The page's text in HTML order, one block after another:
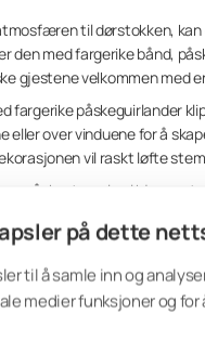
på dette
til å samle inn og
medier funksjoner og
til dørstokken,
den med fargerike bånd,
gjestene velkommen med
fargerike påskeguirlander
eller over vinduene for å
vil raskt løfte
påskestemning i
vinduene i stuen,
gir et lekent preg til
ved å dekke små bokser
dem som en del av
bare dekorative, men også